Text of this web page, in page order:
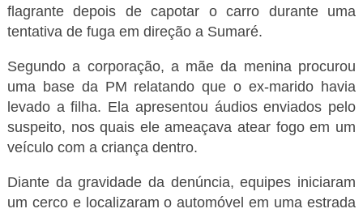
flagrante depois de capotar o carro durante uma
tentativa de fuga em direção a Sumaré.
Segundo a corporação, a mãe da menina procurou
uma base da PM relatando que o ex-marido havia
levado a filha. Ela apresentou áudios enviados pelo
suspeito, nos quais ele ameaçava atear fogo em um
veículo com a criança dentro.
Diante da gravidade da denúncia, equipes iniciaram
um cerco e localizaram o automóvel em uma estrada